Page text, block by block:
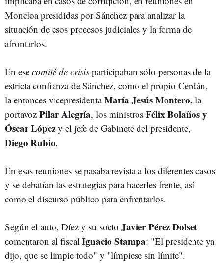
Moncloa presididas por Sánchez para analizar la
situación de esos procesos judiciales y la forma de
afrontarlos.
En ese comité de crisis participaban sólo personas de la
estricta confianza de Sánchez, como el propio Cerdán,
la entonces vicepresidentaMaría Jesús Montero, la
portavoz Pilar Alegría, los ministros Félix Bolaños y
Óscar López y el jefe de Gabinete del presidente,
Diego Rubio.
En esas reuniones se pasaba revista a los diferentes casos
y se debatían las estrategias para hacerles frente, así
como el discurso público para enfrentarlos.
Según el auto, Díez y su socio Javier Pérez Dolset
comentaron al fiscal Ignacio Stampa: "El presidente ya
dijo, que se limpie todo" y "límpiese sin límite".